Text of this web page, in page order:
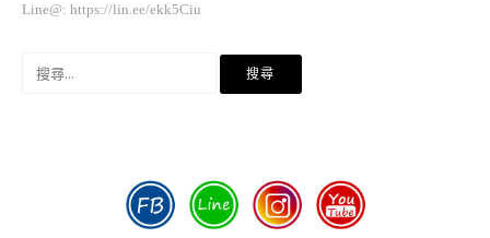
Line@: https://lin.ee/ekk5Ciu